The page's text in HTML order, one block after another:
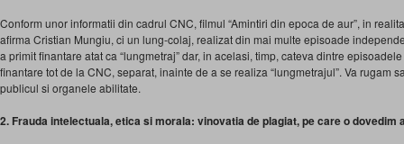
Conform unor informatii din cadrul CNC, filmul “Amintiri din epoca de aur”, in
afirma Cristian Mungiu, ci un lung-colaj, realizat din mai multe episoade
a primit finantare atat ca “lungmetraj” dar, in acelasi, timp, cateva dintre
finantare tot de la CNC, separat, inainte de a se realiza “lungmetrajul”. Va rugam
publicul si organele abilitate.
2. Frauda intelectuala, etica si morala: vinovatia de plagiat, pe care o dovedim